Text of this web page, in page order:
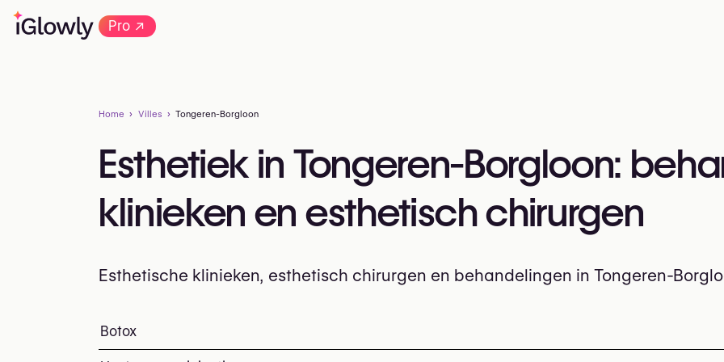
Pro→
Home Villes Tongeren-Borgloon
Esthetiek in Tongeren-Borgloon:
klinieken en esthetisch chirurgen
Esthetische klinieken, esthetisch chirurgen en behandelingen in Tongeren-
Alles over esthetiek in Tongeren-Borgloon: klinieken, esthetisch en plastisch chirurgen,
Top ingrepen en behandelingen in Tongeren-Borgloon
Botox